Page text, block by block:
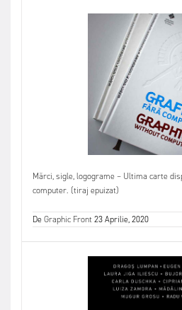
Mărci, sigle, logograme – Ultima carte
computer. (tiraj epuizat)
DeGraphic Front23 Aprilie, 2020